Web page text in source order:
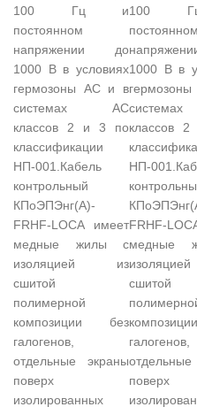
100 Гц и
постоянном
напряжении до
1000 В в условиях
гермозоны АС и в
системах АС
классов 2 и 3 по
классификации
НП-001.Кабель
контрольный
КПоЭПЭнг(А)-
FRHF-LOCA имеет
медные жилы с
изоляцией из
сшитой
полимерной
композиции без
галогенов,
отдельные экраны
поверх
изолированных
100
постоянном
1000 В в
классов
НП-
FRHF-
медные
сшитой
галогенов,
поверх